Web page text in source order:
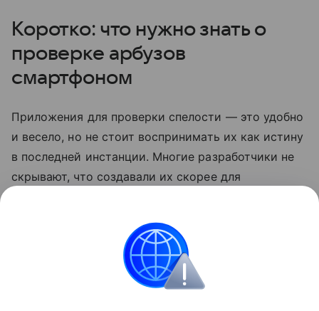
Коротко: что нужно знать о
проверке арбузов
смартфоном
Приложения для проверки спелости — это удобно
и весело, но не стоит воспринимать их как истину
в последней инстанции. Многие разработчики не
скрывают, что создавали их скорее для
Лайфхаки